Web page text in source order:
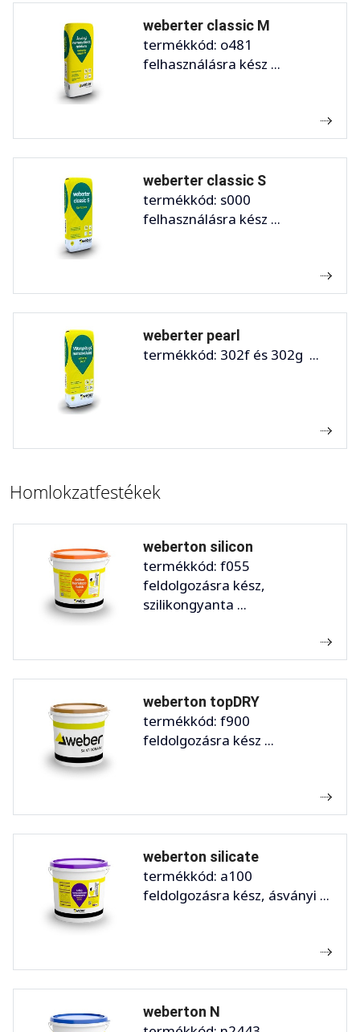
weberter classic M
termékkód: o481
felhasználásra kész ...
weberter classic S
termékkód: s000
felhasználásra kész ...
weberter pearl
termékkód: 302f és 302g ...
Homlokzatfestékek
weberton silicon
termékkód: f055
feldolgozásra kész,
szilikongyanta ...
weberton topDRY
termékkód: f900
feldolgozásra kész ...
weberton silicate
termékkód: a100
feldolgozásra kész, ásványi ...
weberton N